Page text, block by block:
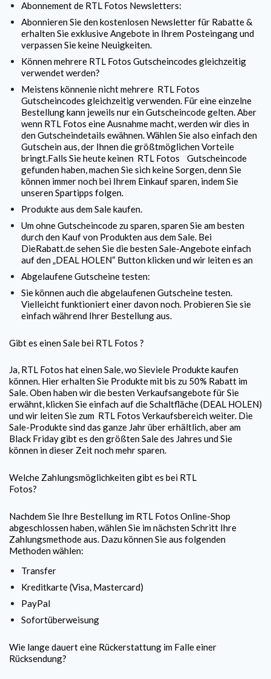
Abonnement de RTL Fotos Newsletters:
Abonnieren Sie den kostenlosen Newsletter für Rabatte &
erhalten Sie exklusive Angebote in Ihrem Posteingang und
verpassen Sie keine Neuigkeiten.
Können mehrere RTL Fotos Gutscheincodes gleichzeitig
verwendet werden?
Meistens könnenie nicht mehrere RTL Fotos
Gutscheincodes gleichzeitig verwenden. Für eine einzelne
Bestellung kann jeweils nur ein Gutscheincode gelten. Aber
wenn RTL Fotos eine Ausnahme macht, werden wir dies in
den Gutscheindetails ewähnen. Wählen Sie also einfach den
Gutschein aus, der Ihnen die größtmöglichen Vorteile
bringt.Falls Sie heute keinen RTL Fotos Gutscheincode
gefunden haben, machen Sie sich keine Sorgen, denn Sie
können immer noch bei Ihrem Einkauf sparen, indem Sie
unseren Spartipps folgen.
Produkte aus dem Sale kaufen.
Um ohne Gutscheincode zu sparen, sparen Sie am besten
durch den Kauf von Produkten aus dem Sale. Bei
DieRabatt.de sehen Sie die besten Sale-Angebote einfach
auf den „DEAL HOLEN“ Button klicken und wir leiten es an
Abgelaufene Gutscheine testen:
Sie können auch die abgelaufenen Gutscheine testen.
Vielleicht funktioniert einer davon noch. Probieren Sie sie
einfach während Ihrer Bestellung aus.
Gibt es einen Sale bei RTL Fotos ?
Ja, RTL Fotos hat einen Sale, wo Sieviele Produkte kaufen
können. Hier erhalten Sie Produkte mit bis zu 50% Rabatt im
Sale. Oben haben wir die besten Verkaufsangebote für Sie
erwähnt, klicken Sie einfach auf die Schaltfläche (DEAL HOLEN)
und wir leiten Sie zum RTL Fotos Verkaufsbereich weiter. Die
Sale-Produkte sind das ganze Jahr über erhältlich, aber am
Black Friday gibt es den größten Sale des Jahres und Sie
können in dieser Zeit noch mehr sparen.
Welche Zahlungsmöglichkeiten gibt es bei RTL
Fotos?
Nachdem Sie Ihre Bestellung im RTL Fotos Online-Shop
abgeschlossen haben, wählen Sie im nächsten Schritt Ihre
Zahlungsmethode aus. Dazu können Sie aus folgenden
Methoden wählen:
Transfer
Kreditkarte (Visa, Mastercard)
PayPal
Sofortüberweisung
Wie lange dauert eine Rückerstattung im Falle einer
Rücksendung?